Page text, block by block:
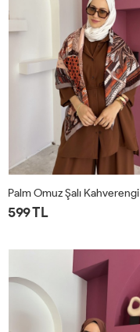
Palm Omuz Şalı Kahverengi
599 TL